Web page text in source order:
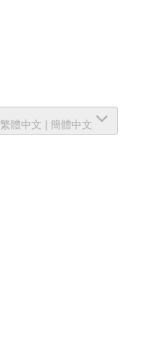
繁體中文 簡體中文